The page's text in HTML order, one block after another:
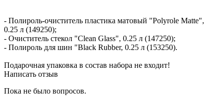
- Полироль-очиститель пластика матовый "Polyrole Matte",
0.25 л (149250);
- Очиститель стекол "Clean Glass", 0.25 л (147250);
- Полироль для шин "Black Rubber, 0.25 л (153250).
Подарочная упаковка в состав набора не входит!
Написать отзыв
Пока не было вопросов.